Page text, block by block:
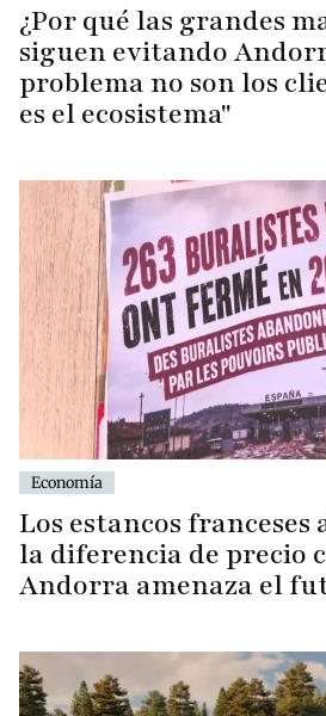
¿Por qué las grandes
siguen evitando
problema no son los
es el ecosistema"
Economía
Los estancos
la diferencia de precio
Andorra amenaza el